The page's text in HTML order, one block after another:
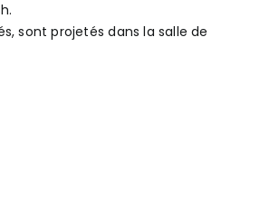
sont projetés dans la salle de